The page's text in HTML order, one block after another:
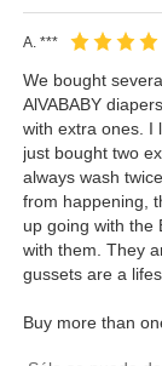
A. ***
We bought
AlVABABY
with extra ones. I
just bought two
always wash
from happening,
up going with the
with them. They
gussets are a
Buy more than